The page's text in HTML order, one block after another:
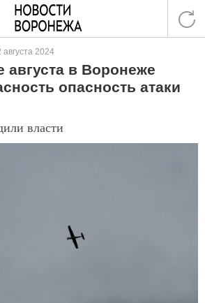
августа 2024
августа в Воронеже
опасность атаки
власти